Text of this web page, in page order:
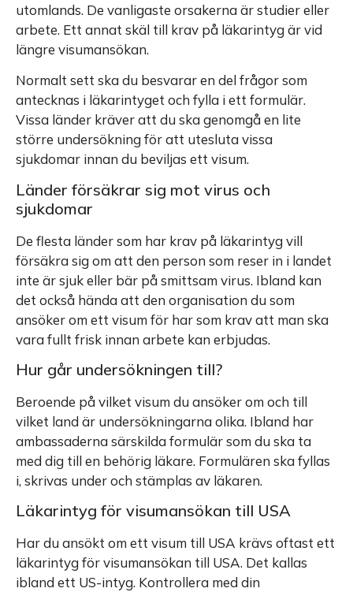
utomlands. De vanligaste orsakerna är studier eller
arbete. Ett annat skäl till krav på läkarintyg är vid
längre visumansökan.
Normalt sett ska du besvarar en del frågor som
antecknas i läkarintyget och fylla i ett formulär.
Vissa länder kräver att du ska genomgå en lite
större undersökning för att utesluta vissa
sjukdomar innan du beviljas ett visum.
Länder försäkrar sig mot virus och
sjukdomar
De flesta länder som har krav på läkarintyg vill
försäkra sig om att den person som reser in i landet
inte är sjuk eller bär på smittsam virus. Ibland kan
det också hända att den organisation du som
ansöker om ett visum för har som krav att man ska
vara fullt frisk innan arbete kan erbjudas.
Hur går undersökningen till?
Beroende på vilket visum du ansöker om och till
vilket land är undersökningarna olika. Ibland har
ambassaderna särskilda formulär som du ska ta
med dig till en behörig läkare. Formulären ska fyllas
i, skrivas under och stämplas av läkaren.
Läkarintyg för visumansökan till USA
Har du ansökt om ett visum till USA krävs oftast ett
läkarintyg för visumansökan till USA. Det kallas
ibland ett US-intyg. Kontrollera med din